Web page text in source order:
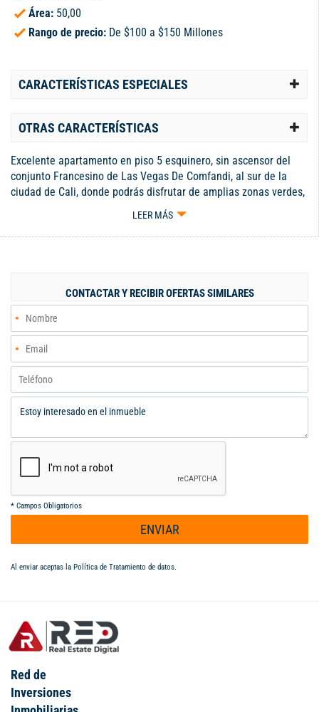
Área: 50,00
Rango de precio: De $100 a $150 Millones
CARACTERÍSTICAS ESPECIALES
OTRAS CARACTERÍSTICAS
Excelente apartamento en piso 5 esquinero, sin ascensor del
conjunto Francesino de Las Vegas De Comfandi, al sur de la
ciudad de Cali, donde podrás disfrutar de amplias zonas verdes,
canchas deportivas, gimnasios al aire libre y de un amplio y
espacios en su sala-comedor, cocina semi integral, tres
seguridad 24/7
LEER MÁS
CONTACTAR Y RECIBIR OFERTAS SIMILARES
* Campos Obligatorios
ENVIAR
Al enviar aceptas la Política de Tratamiento de datos.
Red de
Inversiones